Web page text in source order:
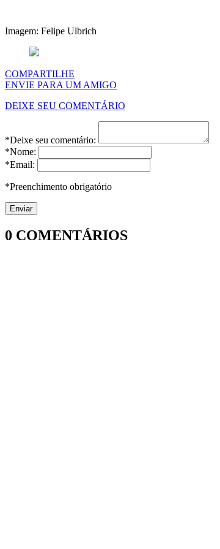
Imagem: Felipe Ulbrich
COMPARTILHE
ENVIE PARA UM AMIGO
DEIXE SEU COMENTÁRIO
*Deixe seu comentário:
*Nome:
*Email:
*Preenchimento obrigatório
0 COMENTÁRIOS